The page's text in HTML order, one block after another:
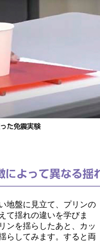
地盤に見立て、プリンの
て揺れの違いを学びま
ンを揺らしたあと、カッ
らしてみます。すると両